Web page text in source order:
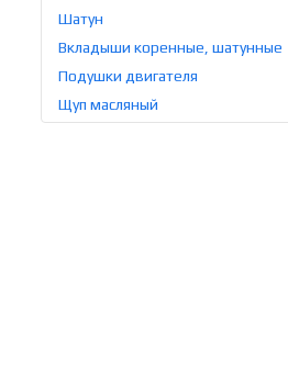
Шатун
Вкладыши коренные, шатунные
Подушки двигателя
Щуп масляный